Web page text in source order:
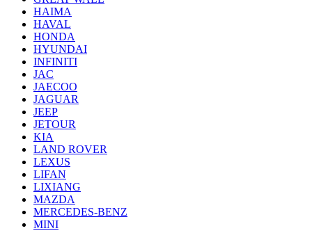
HAIMA
HAVAL
HONDA
HYUNDAI
INFINITI
JAC
JAECOO
JAGUAR
JEEP
JETOUR
KIA
LAND ROVER
LEXUS
LIFAN
LIXIANG
MAZDA
MERCEDES-BENZ
MINI